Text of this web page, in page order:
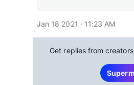
Jan 18 2021 · 11:23 AM
Get replies from